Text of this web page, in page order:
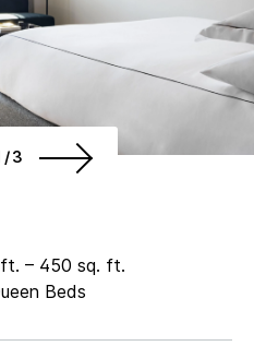
3
– 450 sq. ft.
Beds